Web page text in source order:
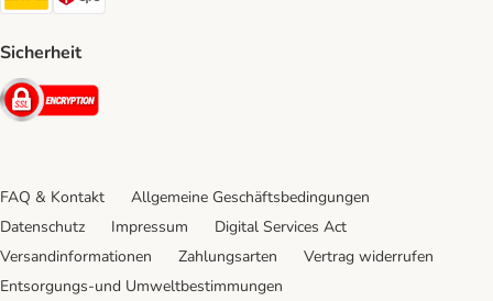
Sicherheit
Security
FAQ & Kontakt
Allgemeine Geschäftsbedingungen
Datenschutz
Impressum
Digital Services Act
Versandinformationen
Zahlungsarten
Vertrag widerrufen
Entsorgungs-und Umweltbestimmungen